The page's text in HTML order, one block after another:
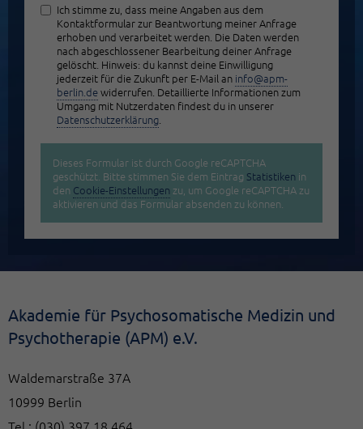
Ich stimme zu, dass meine Angaben aus dem
Kontaktformular zur Beantwortung meiner Anfrage
erhoben und verarbeitet werden. Die Daten werden
nach abgeschlossener Bearbeitung deiner Anfrage
gelöscht. Hinweis: du kannst deine Einwilligung
jederzeit für die Zukunft per E-Mail an info@apm-
berlin.dewiderrufen. Detaillierte Informationen zum
Umgang mit Nutzerdaten findest du in unserer
Datenschutzerklärung.
Dieses Formular ist durch Google reCAPTCHA
geschützt. Bitte stimmen Sie dem Eintrag Statistiken in
den Cookie-Einstellungen zu, um Google reCAPTCHA zu
aktivieren und das Formular absenden zu können.
Akademie für Psychosomatische Medizin und
Psychotherapie (APM) e.V.
Waldemarstraße 37A
10999 Berlin